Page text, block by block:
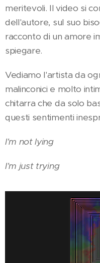
meritevoli. Il video si
dell'autore, sul suo
racconto di un amore
spiegare.
Vediamo l'artista da
malinconici e molto
chitarra che da solo
questi sentimenti
I'm not lying
I'm just trying